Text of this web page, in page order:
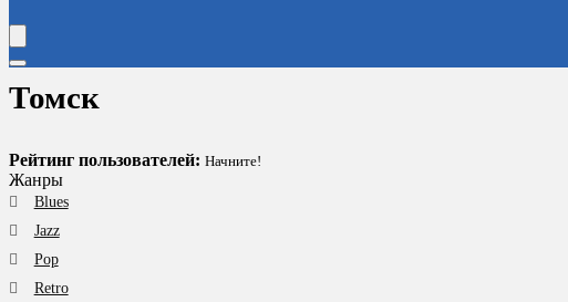
Томск
Рейтинг пользователей: Начните!
Жанры
Blues
Jazz
Pop
Retro